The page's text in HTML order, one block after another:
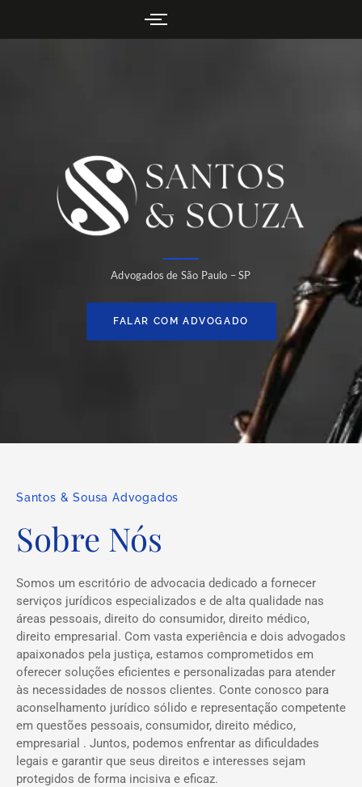
Advogados de São Paulo – SP
FALAR COM ADVOGADO
Santos & Sousa Advogados
Sobre Nós
Somos um escritório de advocacia dedicado a fornecer
serviços jurídicos especializados e de alta qualidade nas
áreas pessoais, direito do consumidor, direito médico,
direito empresarial. Com vasta experiência e dois advogados
apaixonados pela justiça, estamos comprometidos em
oferecer soluções eficientes e personalizadas para atender
às necessidades de nossos clientes. Conte conosco para
aconselhamento jurídico sólido e representação competente
em questões pessoais, consumidor, direito médico,
empresarial . Juntos, podemos enfrentar as dificuldades
legais e garantir que seus direitos e interesses sejam
protegidos de forma incisiva e eficaz.